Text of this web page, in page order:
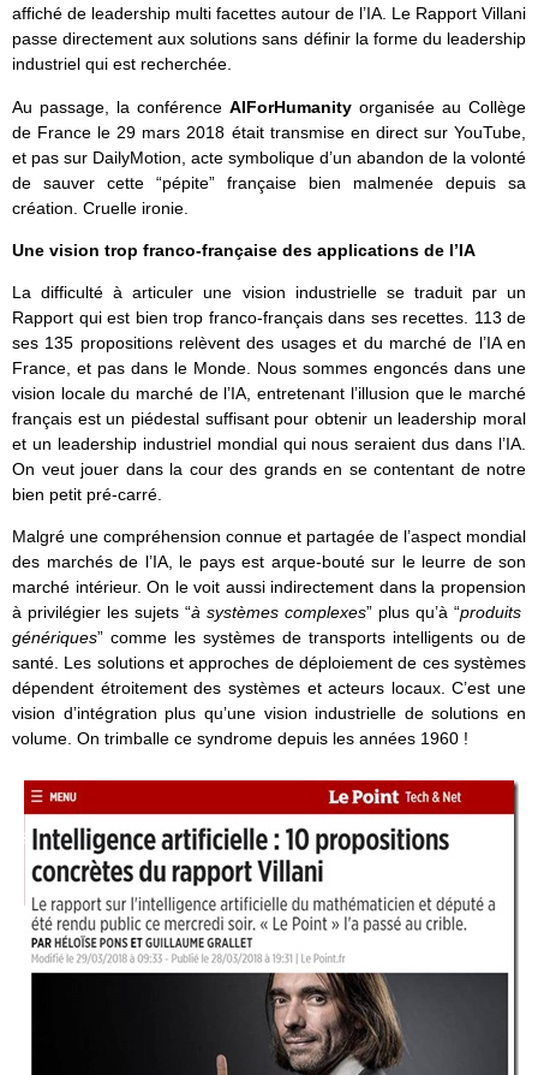
affiché de leadership multi facettes autour de l’IA. Le Rapport Villani
passe directement aux solutions sans définir la forme du leadership
industriel qui est recherchée.
Au passage, la conférence AIForHumanity organisée au Collège
de France le 29 mars 2018 était transmise en direct sur YouTube,
et pas sur DailyMotion, acte symbolique d’un abandon de la volonté
de sauver cette “pépite” française bien malmenée depuis sa
création. Cruelle ironie.
Une vision trop franco-française des applications de l’IA
La difficulté à articuler une vision industrielle se traduit par un
Rapport qui est bien trop franco-français dans ses recettes. 113 de
ses 135 propositions relèvent des usages et du marché de l’IA en
France, et pas dans le Monde. Nous sommes engoncés dans une
vision locale du marché de l’IA, entretenant l’illusion que le marché
français est un piédestal suffisant pour obtenir un leadership moral
et un leadership industriel mondial qui nous seraient dus dans l’IA.
On veut jouer dans la cour des grands en se contentant de notre
bien petit pré-carré.
Malgré une compréhension connue et partagée de l’aspect mondial
des marchés de l’IA, le pays est arque-bouté sur le leurre de son
marché intérieur. On le voit aussi indirectement dans la propension
à privilégier les sujets “à systèmes complexes” plus qu’à “produits
génériques” comme les systèmes de transports intelligents ou de
santé. Les solutions et approches de déploiement de ces systèmes
dépendent étroitement des systèmes et acteurs locaux. C’est une
vision d’intégration plus qu’une vision industrielle de solutions en
volume. On trimballe ce syndrome depuis les années 1960 !